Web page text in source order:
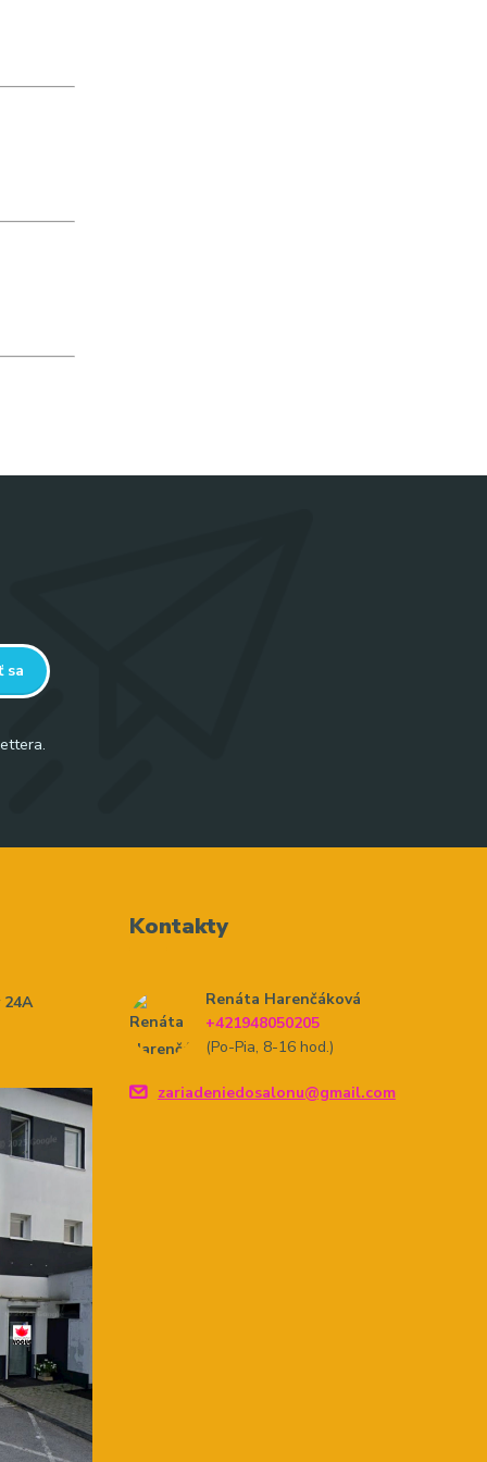
sa
Kontakty
Renáta Harenčáková
+421948050205
(Po-Pia, 8-16 hod.)
zariadeniedosalonu@gmail.com